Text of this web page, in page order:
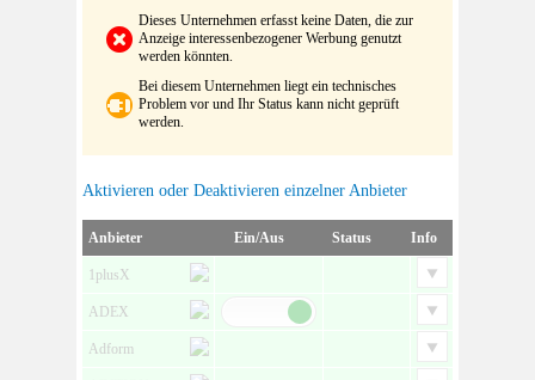
Dieses Unternehmen erfasst keine Daten, die zur
Anzeige interessenbezogener Werbung genutzt
werden könnten.
Bei diesem Unternehmen liegt ein technisches
Problem vor und Ihr Status kann nicht geprüft
werden.